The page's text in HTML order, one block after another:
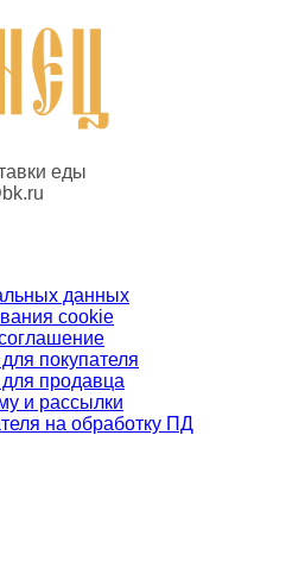
еды
данных
cookie
покупателя
продавца
и рассылки
на обработку ПД